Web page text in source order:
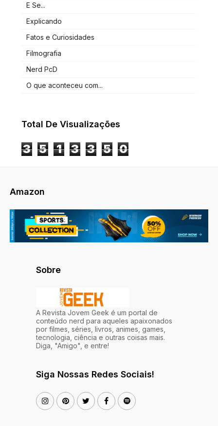
E Se...
Explicando
Fatos e Curiosidades
Filmografia
Nerd PcD
O que aconteceu com...
Total De Visualizações
3 5 1 3 3 5 0
Amazon
Sobre
A Revista Jovem Geek é um portal de
conteúdo nerd para aqueles apaixonados
por filmes, séries, livros, animes, games,
tecnologia, ciência e outras coisas mais.
Diga, "Amigo", e entre!
Siga Nossas Redes Sociais!